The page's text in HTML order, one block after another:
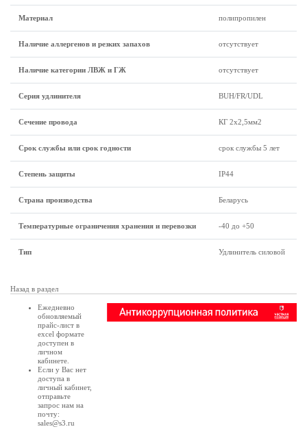
Материал полипропилен
Наличие аллергенов и резких запахов отсутствует
Наличие категории ЛВЖ и ГЖ отсутствует
Серия удлинителя BUH/FR/UDL
Сечение провода КГ 2x2,5мм2
Срок службы или срок годности срок службы 5 лет
Степень защиты IP44
Страна производства Беларусь
Температурные ограничения хранения и перевозки -40 до +50
Тип Удлинитель силовой
Назад в раздел
Ежедневно
обновляемый
прайс-лист в
excel формате
доступен в
личном
кабинете
Если у Вас нет
доступа в
личный кабинет,
отправьте
запрос нам на
почту:
sales@s3.ru